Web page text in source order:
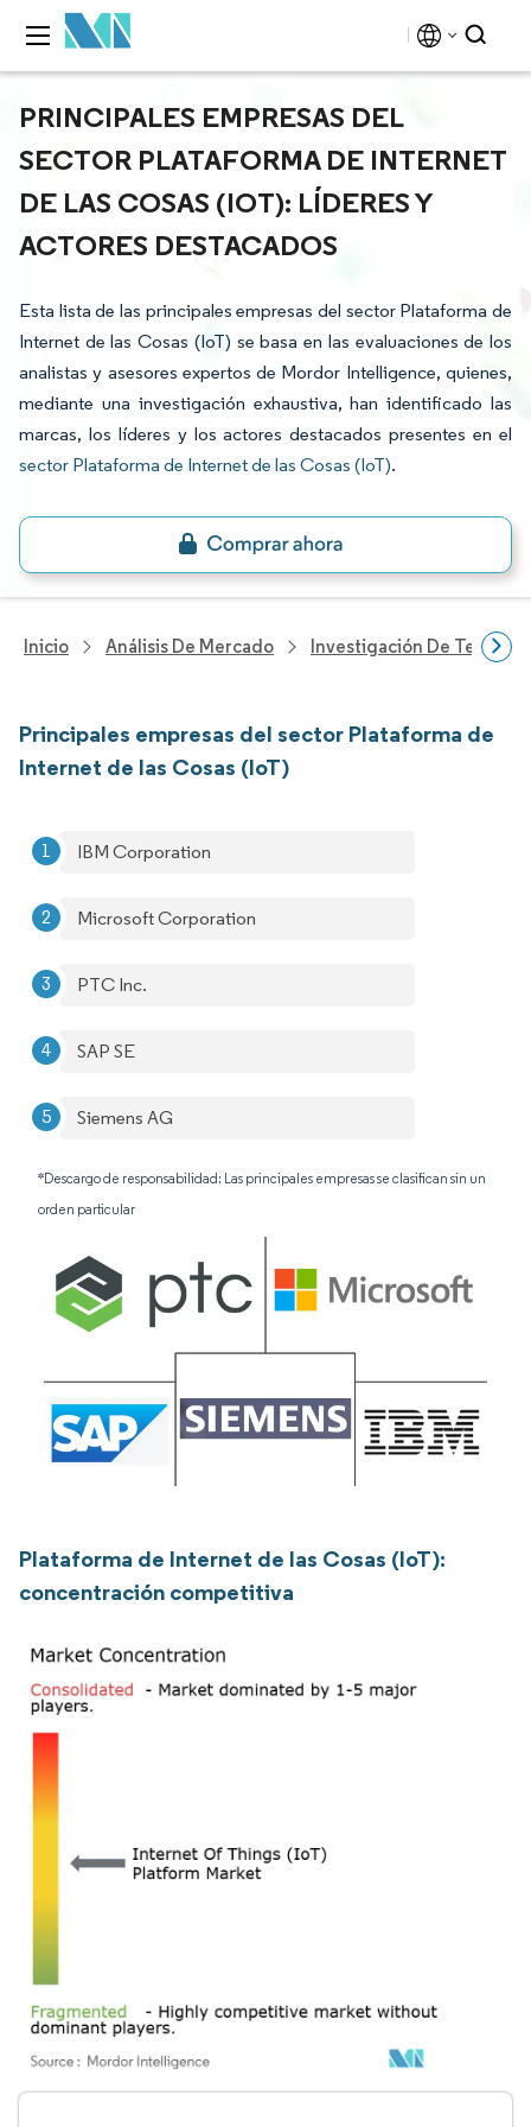
PRINCIPALES EMPRESAS DEL
SECTOR PLATAFORMA DE INTERNET
DE LAS COSAS (IOT): LÍDERES Y
ACTORES DESTACADOS
Esta lista de las principales empresas del sector Plataforma de
Internet de las Cosas (IoT) se basa en las evaluaciones de los
analistas y asesores expertos de Mordor Intelligence, quienes,
mediante una investigación exhaustiva, han identificado las
marcas, los líderes y los actores destacados presentes en el
sector Plataforma de Internet de las Cosas (IoT).
Inicio Análisis De Mercado Investigación De
Principales empresas del sector Plataforma de
Internet de las Cosas (IoT)
IBM Corporation
Microsoft Corporation
PTC Inc.
SAP SE
Siemens AG
*Descargo de responsabilidad: Las principales empresas se clasifican sin un
orden particular
Plataforma de Internet de las Cosas (IoT):
concentración competitiva